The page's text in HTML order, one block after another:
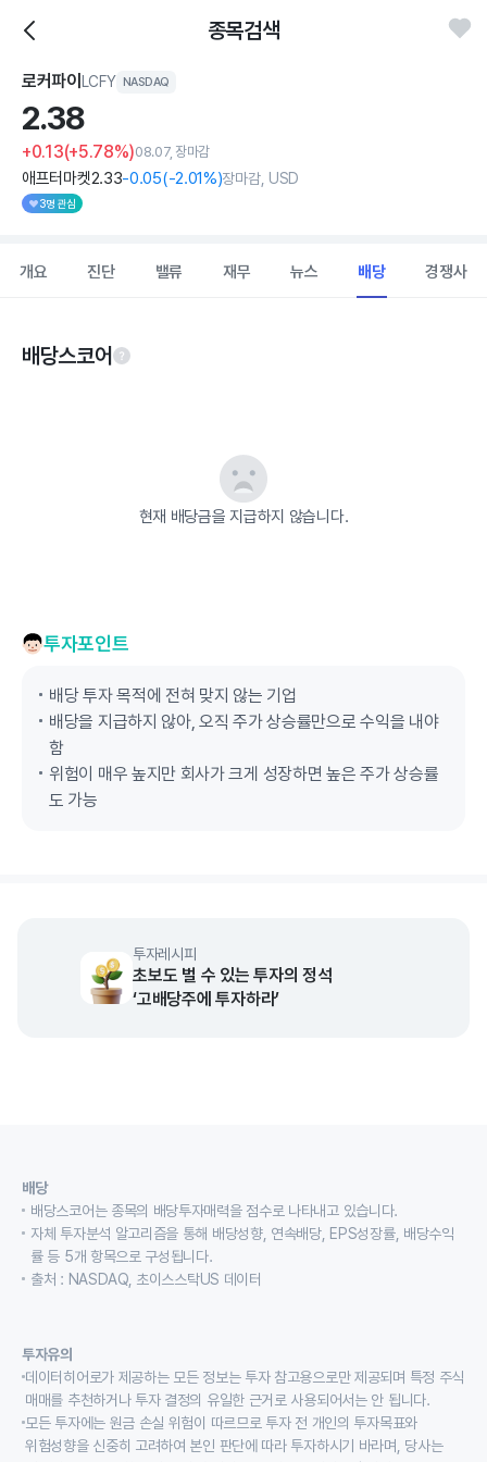
종목검색
로커파이 LCFY NASDAQ
2.38
+0.13(+5.78%)08.07, 장마감
애프터마켓2.33-0.05(-2.01%)장마감, USD
3명 관심
개요 진단 밸류 재무 뉴스 배당 경쟁사
배당스코어
현재 배당금을 지급하지 않습니다.
투자포인트
배당 투자 목적에 전혀 맞지 않는 기업
배당을 지급하지 않아, 오직 주가 상승률만으로 수익을 내야
함
위험이 매우 높지만 회사가 크게 성장하면 높은 주가 상승률
도 가능
투자레시피
초보도 벌 수 있는 투자의 정석
‘고배당주에 투자하라’
배당
배당스코어는 종목의 배당투자매력을 점수로 나타내고 있습니다.
자체 투자분석 알고리즘을 통해 배당성향, 연속배당, EPS성장률, 배당수익
률 등 5개 항목으로 구성됩니다.
출처 : NASDAQ, 초이스스탁US 데이터
투자유의
데이터히어로가 제공하는 모든 정보는 투자 참고용으로만 제공되며 특정 주식
매매를 추천하거나 투자 결정의 유일한 근거로 사용되어서는 안 됩니다.
모든 투자에는 원금 손실 위험이 따르므로 투자 전 개인의 투자목표와
위험성향을 신중히 고려하여 본인 판단에 따라 투자하시기 바라며, 당사는